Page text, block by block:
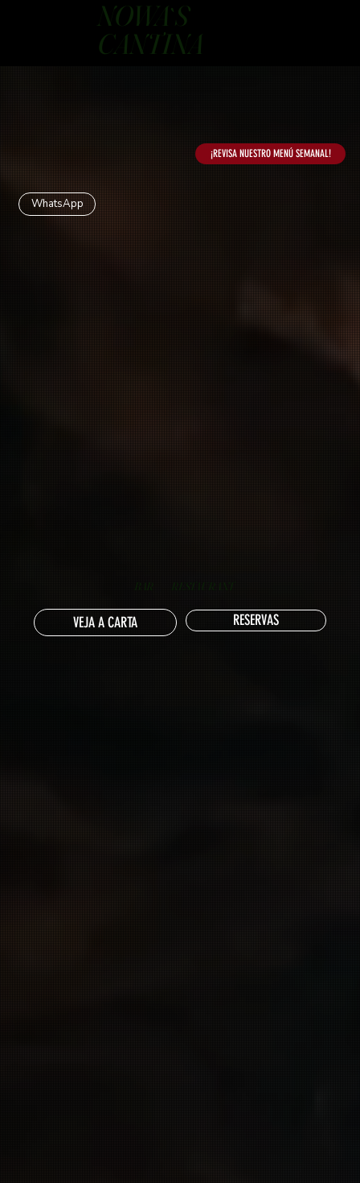
NOWA`S
CANTINA
¡REVISA NUESTRO MENÚ SEMANAL!
BAR RESTAURANT
VEJA A CARTA RESERVAS
WhatsApp